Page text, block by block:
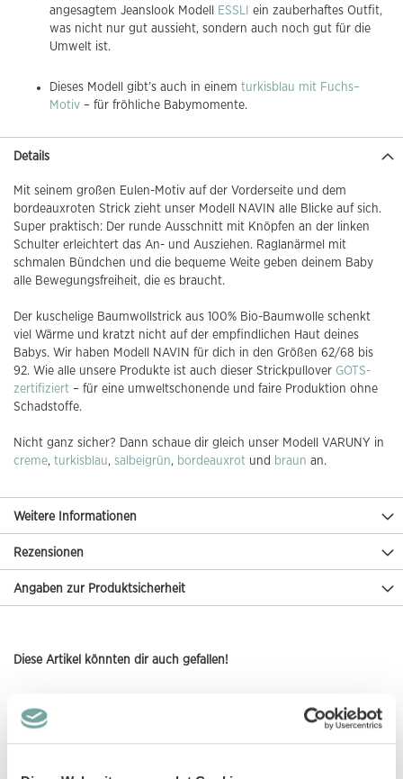
angesagtem Jeanslook Modell
ESSLI
ein zauberhaftes Outfit,
was nicht nur gut aussieht, sondern auch noch gut für die
Umwelt ist.
Dieses Modell gibt’s auch in einem turkisblau mit Fuchs–
Motiv – für fröhliche Babymomente.
Details
Mit seinem großen Eulen-Motiv auf der Vorderseite und dem
bordeauxroten Strick zieht unser Modell NAVIN alle Blicke auf sich.
Super praktisch: Der runde Ausschnitt mit Knöpfen an der linken
Schulter erleichtert das An- und Ausziehen. Raglanärmel mit
schmalen Bündchen und die bequeme Weite geben deinem Baby
alle Bewegungsfreiheit, die es braucht.
Der kuschelige Baumwollstrick aus 100% Bio-Baumwolle schenkt
viel Wärme und kratzt nicht auf der empfindlichen Haut deines
Babys. Wir haben Modell NAVIN für dich in den Größen 62/68 bis
92. Wie alle unsere Produkte ist auch dieser Strickpullover GOTS-
zertifiziert – für eine umweltschonende und faire Produktion ohne
Schadstoffe.
Nicht ganz sicher? Dann schaue dir gleich unser Modell VARUNY in
creme, turkisblau, salbeigrün, bordeauxrot und braun an.
Weitere Informationen
Rezensionen
Angaben zur Produktsicherheit
Diese Artikel könnten dir auch gefallen!